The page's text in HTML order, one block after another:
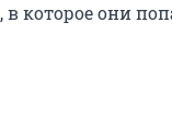
которое они